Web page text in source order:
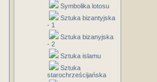
Symbolika lotosu
Sztuka bizantyjska
- 1
Sztuka bizanyjska
- 2
Sztuka islamu
Sztuka
starochrześcijańska